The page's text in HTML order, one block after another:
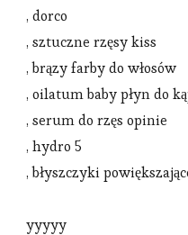
, dorco
, sztuczne rzęsy kiss
, brązy farby do włosów
, oilatum baby płyn do
, serum do rzęs opinie
, hydro 5
, błyszczyki
yyyyy